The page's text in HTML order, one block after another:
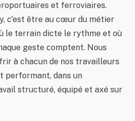
et ferroviaires.
c'est être au cœur du métier
le terrain dicte le rythme et où
geste comptent. Nous
à chacun de nos travailleurs
performant, dans un
structuré, équipé et axé sur